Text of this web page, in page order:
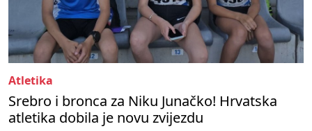
Atletika
Srebro i bronca za Niku Junačko! Hrvatska
atletika dobila je novu zvijezdu